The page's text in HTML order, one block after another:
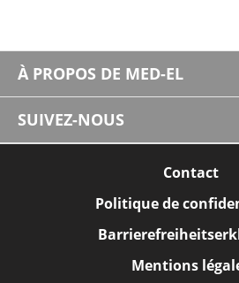
À PROPOS DE MED-EL
SUIVEZ-NOUS
Contact
Politique de
Mentions